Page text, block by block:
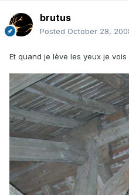
brutus
Posted October 28,
Et quand je lève les yeux je vois